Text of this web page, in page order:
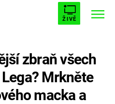
ŽIVĚ
AVENGERS 5zbraň všech
Mrkněte
macka a